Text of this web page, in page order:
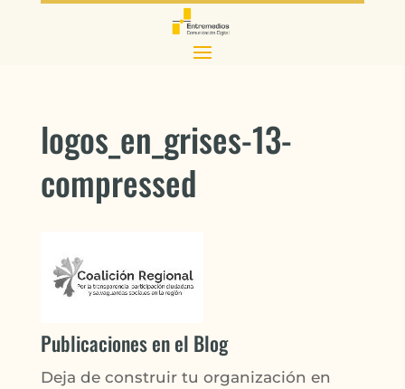
logos_en_grises-13-
compressed
Publicaciones en el Blog
Deja de construir tu organización en